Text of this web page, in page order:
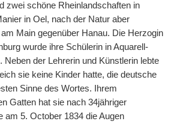
zwei schöne Rheinlandschaften in
in Oel, nach der Natur aber
Main gegenüber Hanau. Die Herzogin
wurde ihre Schülerin in Aquarell-
Neben der Lehrerin und Künstlerin lebte
sie keine Kinder hatte, die deutsche
Sinne des Wortes. Ihrem
Gatten hat sie nach 34jähriger
am 5. October 1834 die Augen